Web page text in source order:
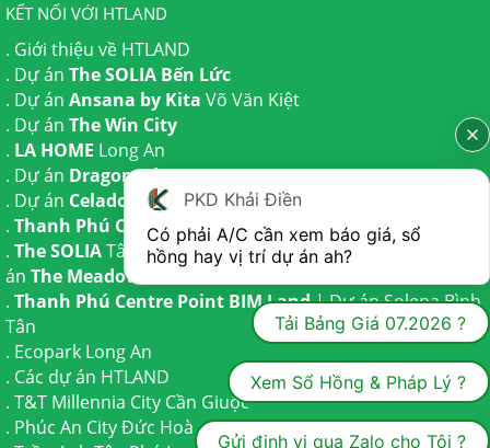
KẾT NỐI VỚI HTLAND
. Giới thiệu về HTLAND
. Dự án The SOLIA Bến Lức
. Dự án Ansana by Kita Võ Văn Kiệt
. Dự án The Win City
. LA HOME Long An
. Dự án Dragon Eden Long An
. Dự án Celadon City
Tân Phú
. Thanh Phú Centre PointBến Lức
. The SOLIATây Ninh | Dự ánThe AGULATrần Anh và Dự
án The Meadow
. Thanh Phú Centre Point BIM Land| Dự ánSolena Bình
Tân
. Ecopark Long An
. Các dự án HTLAND
. T&T Millennia City Cần Giuộc
. Phúc An CityĐức Hoà
PKD Khải Điền
Có phải A/C cần xem báo giá, sổ
hồng hay vị trí dự án ah?
Tải Bảng Giá 07.2026 ?
Xem Sổ Hồng & Pháp Lý ?
Gửi định vị qua Zalo cho Tôi ?